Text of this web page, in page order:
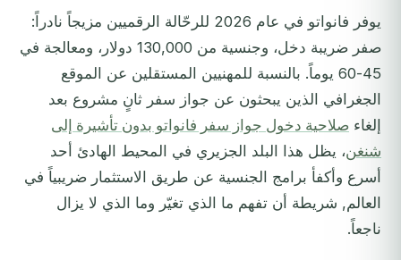
يوفر فانواتو في عام 2026 للرحّالة الرقميين مزيجاً نادراً:
صفر ضريبة دخل، وجنسية من 130,000 دولار، ومعالجة في
45-60 يوماً. بالنسبة للمهنيين المستقلين عن الموقع
الجغرافي الذين يبحثون عن جواز سفر ثانٍ مشروع بعد
إلغاء صلاحية دخول جواز سفر فانواتو بدون تأشيرة إلى
شنغن، يظل هذا البلد الجزيري في المحيط الهادئ أحد
أسرع وأكفأ برامج الجنسية عن طريق الاستثمار ضريبياً في
العالم, شريطة أن تفهم ما الذي تغيّر وما الذي لا يزال
ناجعاً.